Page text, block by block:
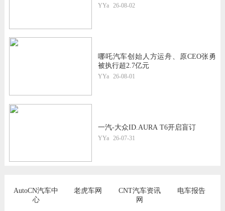
YYa 26-08-02
哪吒汽车创始人方运舟、原CEO张勇
被执行超2.7亿元
YYa 26-08-01
一汽-大众ID.AURA T6开启盲订
YYa 26-07-31
AutoCN汽车中
心
老虎车网
CNT汽车资讯
网
电车报告